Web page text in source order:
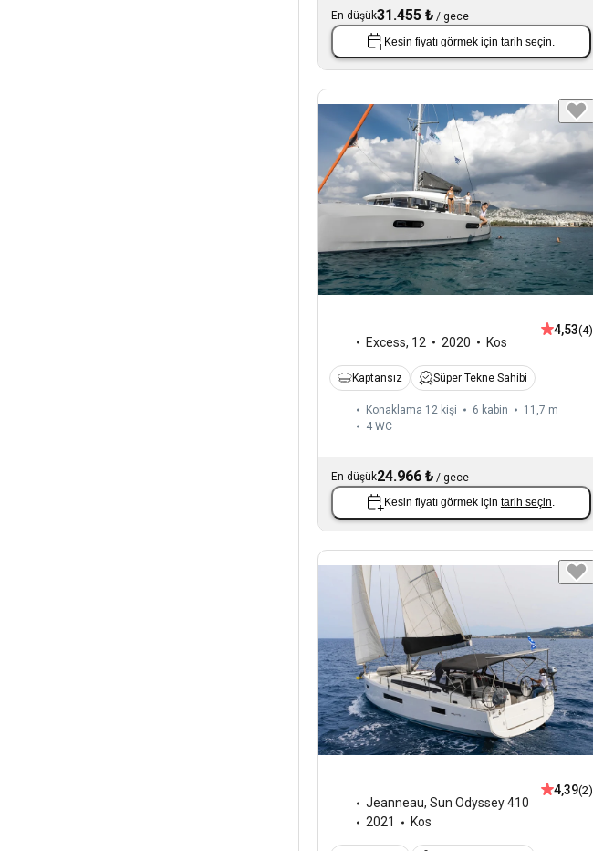
En düşük31.455 ₺ / gece
Kesin fiyatı görmek için tarih seçin
Excess, 12 2020 Kos
4,53(4)
Kaptansız Süper Tekne Sahibi
Konaklama 12 kişi 6 kabin
11,7 m
4 WC
En düşük24.966 ₺ / gece
Kesin fiyatı görmek için tarih seçin.
Jeanneau, Sun Odyssey 410
2021
Kos
4,39(2)